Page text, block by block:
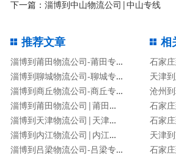
下一篇：淄博到中山物流公司|中山专线
推荐文章
淄博到莆田物流公司-莆田专线
淄博到聊城物流公司-聊城专线
淄博到商丘物流公司-商丘专线
淄博到莆田物流公司|莆田专线
淄博到天津物流公司|天津专线
淄博到内江物流公司|内江专线
淄博到吕梁物流公司-吕梁专线
相